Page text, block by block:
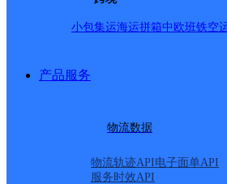
小包集运海运拼箱中欧班铁空
产品服务
物流数据
物流轨迹API电子面单API
服务时效API